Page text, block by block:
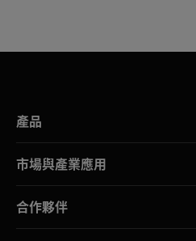
產品
市場與產業應用
合作夥伴